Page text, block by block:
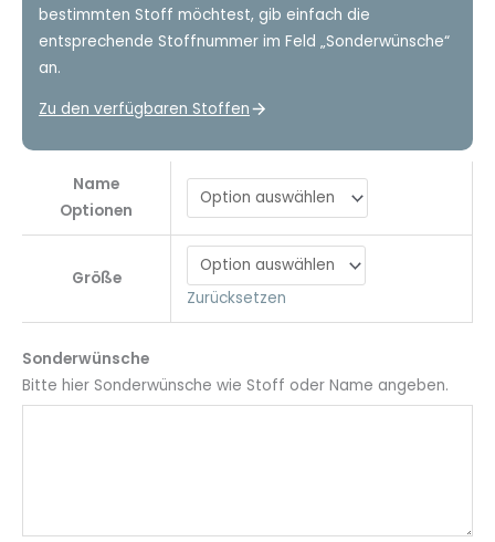
bestimmten Stoff möchtest, gib einfach die
entsprechende Stoffnummer im Feld „Sonderwünsche“
an.
Zu den verfügbaren Stoffen
Name
Optionen
Größe
Zurücksetzen
Sonderwünsche
Bitte hier Sonderwünsche wie Stoff oder Name angeben.